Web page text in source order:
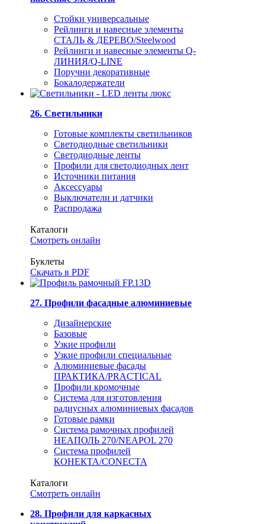
Стойки универсальные
Рейлинги и навесные элементы
СТАЛЬ & ДЕРЕВО/Steelwood
Рейлинги и навесные элементы Q-
ЛИНИЯ/Q-LINE
Поручни декоративные
Бокалодержатели
26. Светильники
Готовые комплекты светильников
Светодиодные светильники
Светодиодные ленты
Профили для светодиодных лент
Источники питания
Аксессуары
Выключатели и датчики
Распродажа
Каталоги
Смотреть онлайн
Буклеты
Скачать в PDF
27. Профили фасадные алюминиевые
Дизайнерские
Базовые
Узкие профили
Узкие профили специальные
Алюминиевые фасады
ПРАКТИКА/PRACTICAL
Профили кромочные
Система для изготовления
радиусных алюминиевых фасадов
Готовые рамки
Система рамочных профилей
НЕАПОЛЬ 270/NEAPOL 270
Система профилей
КОНЕКТА/CONECTA
Каталоги
Смотреть онлайн
28. Профили для каркасных